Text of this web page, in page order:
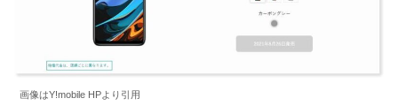
画像はY!mobile HPより引用